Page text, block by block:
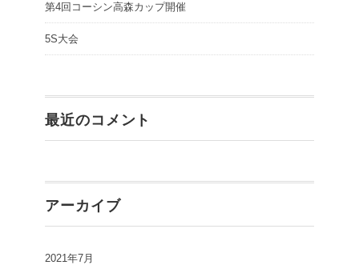
第4回コーシン高森カップ開催
5S大会
最近のコメント
アーカイブ
2021年7月